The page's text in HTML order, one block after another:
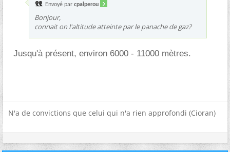
Envoyé par cpalperou
Bonjour,
connait on l'altitude atteinte par le panache de gaz?
Jusqu'à présent, environ 6000 - 11000 mètres.
N'a de convictions que celui qui n'a rien approfondi (Cioran)